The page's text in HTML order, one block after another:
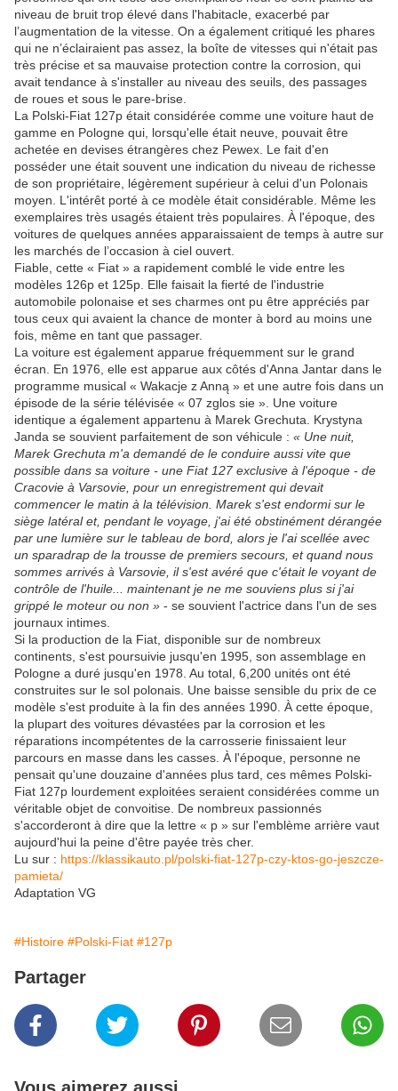
niveau de bruit trop élevé dans l'habitacle, exacerbé par
l’augmentation de la vitesse. On a également critiqué les phares
qui ne n’éclairaient pas assez, la boîte de vitesses qui n'était pas
très précise et sa mauvaise protection contre la corrosion, qui
avait tendance à s'installer au niveau des seuils, des passages
de roues et sous le pare-brise.
La Polski-Fiat 127p était considérée comme une voiture haut de
gamme en Pologne qui, lorsqu'elle était neuve, pouvait être
achetée en devises étrangères chez Pewex. Le fait d'en
posséder une était souvent une indication du niveau de richesse
de son propriétaire, légèrement supérieur à celui d'un Polonais
moyen. L'intérêt porté à ce modèle était considérable. Même les
exemplaires très usagés étaient très populaires. À l'époque, des
voitures de quelques années apparaissaient de temps à autre sur
les marchés de l’occasion à ciel ouvert.
Fiable, cette « Fiat » a rapidement comblé le vide entre les
modèles 126p et 125p. Elle faisait la fierté de l'industrie
automobile polonaise et ses charmes ont pu être appréciés par
tous ceux qui avaient la chance de monter à bord au moins une
fois, même en tant que passager.
La voiture est également apparue fréquemment sur le grand
écran. En 1976, elle est apparue aux côtés d'Anna Jantar dans le
programme musical « Wakacje z Anną » et une autre fois dans un
épisode de la série télévisée « 07 zglos sie ». Une voiture
identique a également appartenu à Marek Grechuta. Krystyna
Janda se souvient parfaitement de son véhicule : « Une nuit,
Marek Grechuta m'a demandé de le conduire aussi vite que
possible dans sa voiture - une Fiat 127 exclusive à l'époque - de
Cracovie à Varsovie, pour un enregistrement qui devait
commencer le matin à la télévision. Marek s'est endormi sur le
siège latéral et, pendant le voyage, j'ai été obstinément dérangée
par une lumière sur le tableau de bord, alors je l'ai scellée avec
un sparadrap de la trousse de premiers secours, et quand nous
sommes arrivés à Varsovie, il s'est avéré que c'était le voyant de
contrôle de l'huile... maintenant je ne me souviens plus si j'ai
grippé le moteur ou non » - se souvient l'actrice dans l'un de ses
journaux intimes.
Si la production de la Fiat, disponible sur de nombreux
continents, s'est poursuivie jusqu'en 1995, son assemblage en
Pologne a duré jusqu'en 1978. Au total, 6,200 unités ont été
construites sur le sol polonais. Une baisse sensible du prix de ce
modèle s'est produite à la fin des années 1990. À cette époque,
la plupart des voitures dévastées par la corrosion et les
réparations incompétentes de la carrosserie finissaient leur
parcours en masse dans les casses. À l'époque, personne ne
pensait qu'une douzaine d'années plus tard, ces mêmes Polski-
Fiat 127p lourdement exploitées seraient considérées comme un
véritable objet de convoitise. De nombreux passionnés
s'accorderont à dire que la lettre « p » sur l'emblème arrière vaut
aujourd'hui la peine d'être payée très cher.
Lu sur : https://klassikauto.pl/polski-fiat-127p-czy-ktos-go-jeszcze-
pamieta/
Adaptation VG
#Histoire #Polski-Fiat #127p
Partager